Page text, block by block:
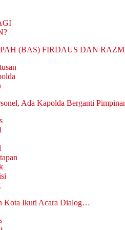
(BAS) FIRDAUS DAN
Ada Kapolda Berganti
Kota Ikuti Acara Dialog…